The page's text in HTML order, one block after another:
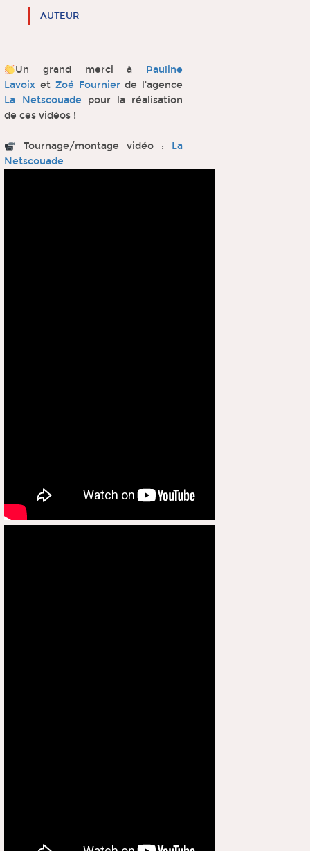
AUTEUR
Un grand merci à Pauline
Lavoix et Zoé Fournier de l’agence
La Netscouade pour la réalisation
de ces vidéos !
Tournage/montage vidéo : La
Netscouade